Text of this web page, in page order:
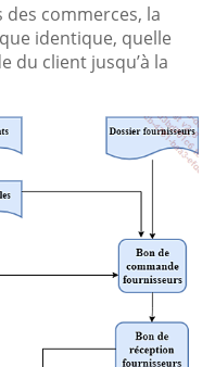
commerces, la
identique, quelle
du client jusqu’à la